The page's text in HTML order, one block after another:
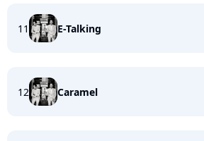
11 E-Talking
12 Caramel